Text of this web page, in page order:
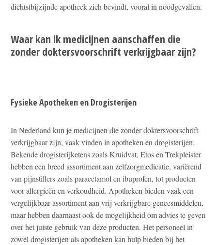
dichtstbijzijnde apotheek zich bevindt, vooral in noodgevallen.
Waar kan ik medicijnen aanschaffen die
zonder doktersvoorschrift verkrijgbaar zijn?
Fysieke Apotheken en Drogisterijen
In Nederland kun je medicijnen die zonder doktersvoorschrift
verkrijgbaar zijn, vaak vinden in apotheken en drogisterijen.
Bekende drogisterijketens zoals Kruidvat, Etos en Trekpleister
hebben een breed assortiment aan zelfzorgmedicatie, variërend
van pijnstillers zoals paracetamol en ibuprofen, tot producten
voor allergieën en verkoudheid. Apotheken bieden vaak een
vergelijkbaar assortiment aan vrij verkrijgbare geneesmiddelen,
maar hebben daarnaast ook de mogelijkheid om advies te geven
over het juiste gebruik van deze producten. Het personeel in
zowel drogisterijen als apotheken kan hulp bieden bij het